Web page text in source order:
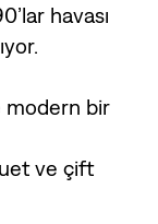
havası
modern bir
ve çift